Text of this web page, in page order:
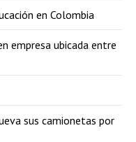
en Colombia
empresa ubicada entre
sus camionetas por